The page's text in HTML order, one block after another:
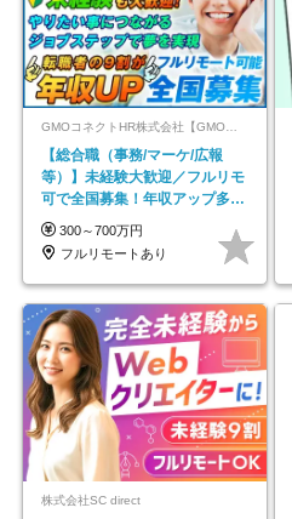
GMOコネクトHR株式会社【GMOインターネットグループ】
【総合職（事務/マーケ/広報
等）】未経験大歓迎／フルリモ
可で全国募集！年収アップ多数
★年休最大130日★
300～700万円
フルリモートあり
株式会社SC direct